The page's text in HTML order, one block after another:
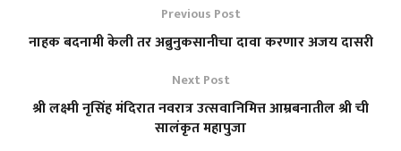
Previous Post
नाहक बदनामी केली तर अब्रुनुकसानीचा दावा करणार अजय दासरी
Next Post
श्री लक्ष्मी नृसिंह मंदिरात नवरात्र उत्सवानिमित्त आम्रबनातील श्री ची
सालंकृत महापुजा